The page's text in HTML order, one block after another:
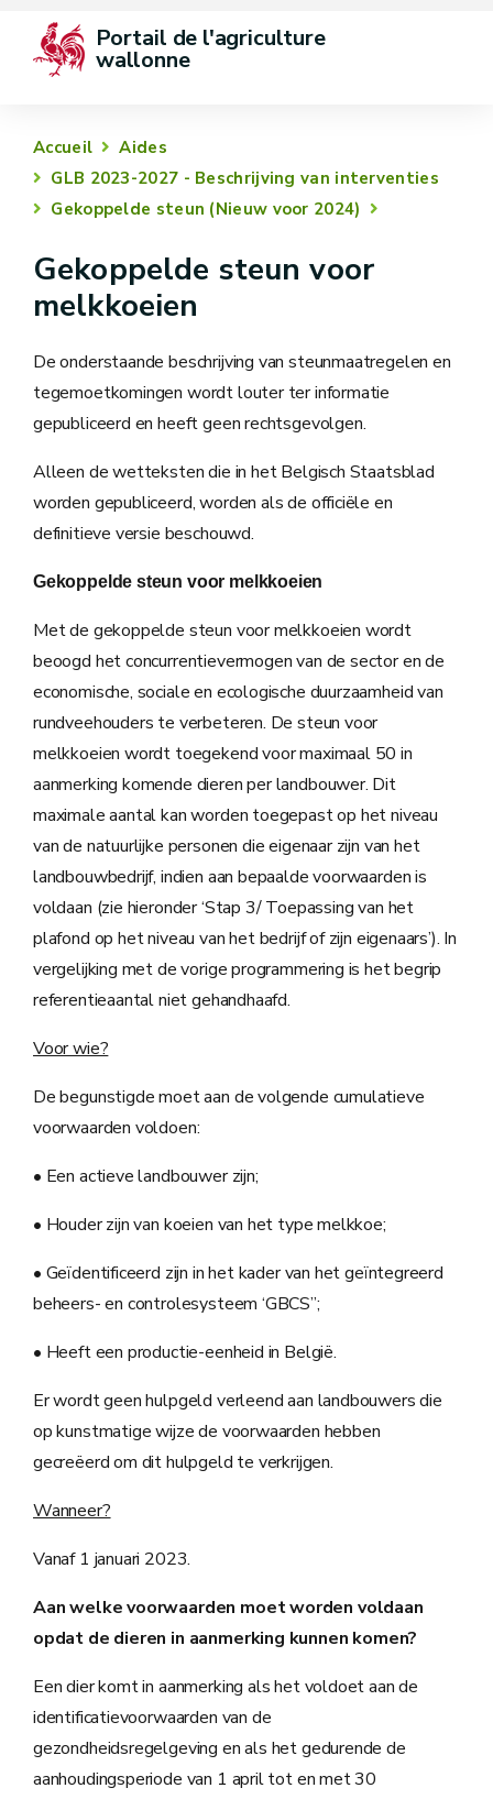
Portail de l'agriculture
wallonne
Accueil
Aides
GLB 2023-2027 - Beschrijving van interventies
Gekoppelde steun (Nieuw voor 2024)
Gekoppelde steun voor
melkkoeien
De onderstaande beschrijving van steunmaatregelen en
tegemoetkomingen wordt louter ter informatie
gepubliceerd en heeft geen rechtsgevolgen.
Alleen de wetteksten die in het Belgisch Staatsblad
worden gepubliceerd, worden als de officiële en
definitieve versie beschouwd.
Gekoppelde steun voor melkkoeien
Met de gekoppelde steun voor melkkoeien wordt
beoogd het concurrentievermogen van de sector en de
economische, sociale en ecologische duurzaamheid van
rundveehouders te verbeteren. De steun voor
melkkoeien wordt toegekend voor maximaal 50 in
aanmerking komende dieren per landbouwer. Dit
maximale aantal kan worden toegepast op het niveau
van de natuurlijke personen die eigenaar zijn van het
landbouwbedrijf, indien aan bepaalde voorwaarden is
voldaan (zie hieronder ‘Stap 3/ Toepassing van het
plafond op het niveau van het bedrijf of zijn eigenaars’). In
vergelijking met de vorige programmering is het begrip
referentieaantal niet gehandhaafd.
Voor wie?
De begunstigde moet aan de volgende cumulatieve
voorwaarden voldoen:
• Een actieve landbouwer zijn;
• Houder zijn van koeien van het type melkkoe;
• Geïdentificeerd zijn in het kader van het geïntegreerd
beheers- en controlesysteem ‘GBCS’’;
• Heeft een productie-eenheid in België.
Er wordt geen hulpgeld verleend aan landbouwers die
op kunstmatige wijze de voorwaarden hebben
gecreëerd om dit hulpgeld te verkrijgen.
Wanneer?
Vanaf 1 januari 2023.
Aan welke voorwaarden moet worden voldaan
opdat de dieren in aanmerking kunnen komen?
Een dier komt in aanmerking als het voldoet aan de
identificatievoorwaarden van de
gezondheidsregelgeving en als het gedurende de
aanhoudingsperiode van 1 april tot en met 30